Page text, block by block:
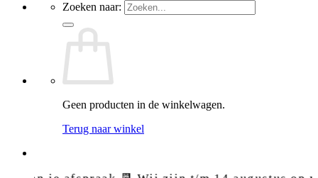
Zoeken naar:
Geen producten in de winkelwagen.
Terug naar winkel